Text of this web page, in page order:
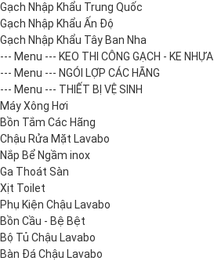
Gạch Nhập Khẩu Trung Quốc
Gạch Nhập Khẩu Ấn Độ
Gạch Nhập Khẩu Tây Ban Nha
--- Menu --- KEO THI CÔNG GẠCH - KE NHỰA
--- Menu --- NGÓI LỢP CÁC HÃNG
--- Menu --- THIẾT BỊ VỆ SINH
Máy Xông Hơi
Bồn Tắm Các Hãng
Chậu Rửa Mặt Lavabo
Nắp Bể Ngầm inox
Ga Thoát Sàn
Xịt Toilet
Phụ Kiện Chậu Lavabo
Bồn Cầu - Bệ Bệt
Bộ Tủ Chậu Lavabo
Bàn Đá Chậu Lavabo